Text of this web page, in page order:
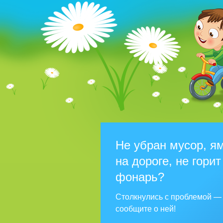
Не убран мусор,
на дороге, не горит
фонарь?
Столкнулись с проблемой —
сообщите о ней!